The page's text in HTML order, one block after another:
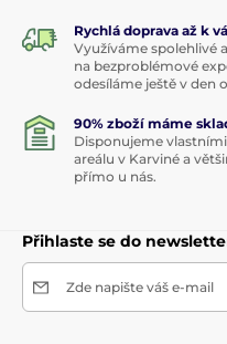
Rychlá doprava až k
Využíváme spolehlivé
na bezproblémové
odesíláme ještě v den
90% zboží máme
Disponujeme
areálu v Karviné a
přímo u nás.
Přihlaste se do
Zde napište váš e-mail